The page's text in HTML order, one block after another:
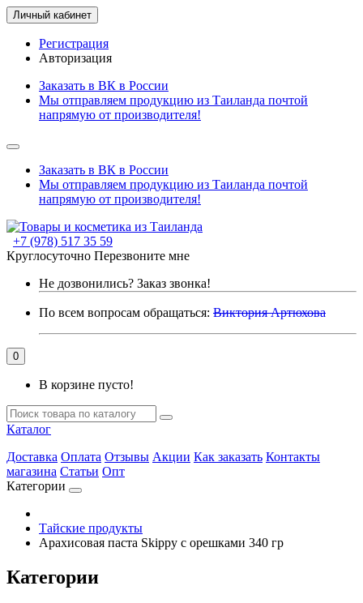
Личный кабинет
Регистрация
Авторизация
Заказать в ВК в России
Мы отправляем продукцию из Таиланда почтой
напрямую от производителя!
Заказать в ВК в России
Мы отправляем продукцию из Таиланда почтой
напрямую от производителя!
+7 (978) 517 35 59
Круглосуточно Перезвоните мне
Не дозвонились? Заказ звонка!
По всем вопросам обращаться: Виктория Артюхова
0
В корзине пусто!
Каталог
Доставка Оплата Отзывы Акции Как заказать Контакты
магазина Статьи Опт
Категории
Тайские продукты
Арахисовая паста Skippy с орешками 340 гр
Категории